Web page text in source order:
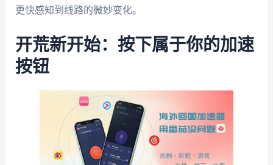
更快感知到线路的微妙变化。
开荒新开始：按下属于你的加速
按钮